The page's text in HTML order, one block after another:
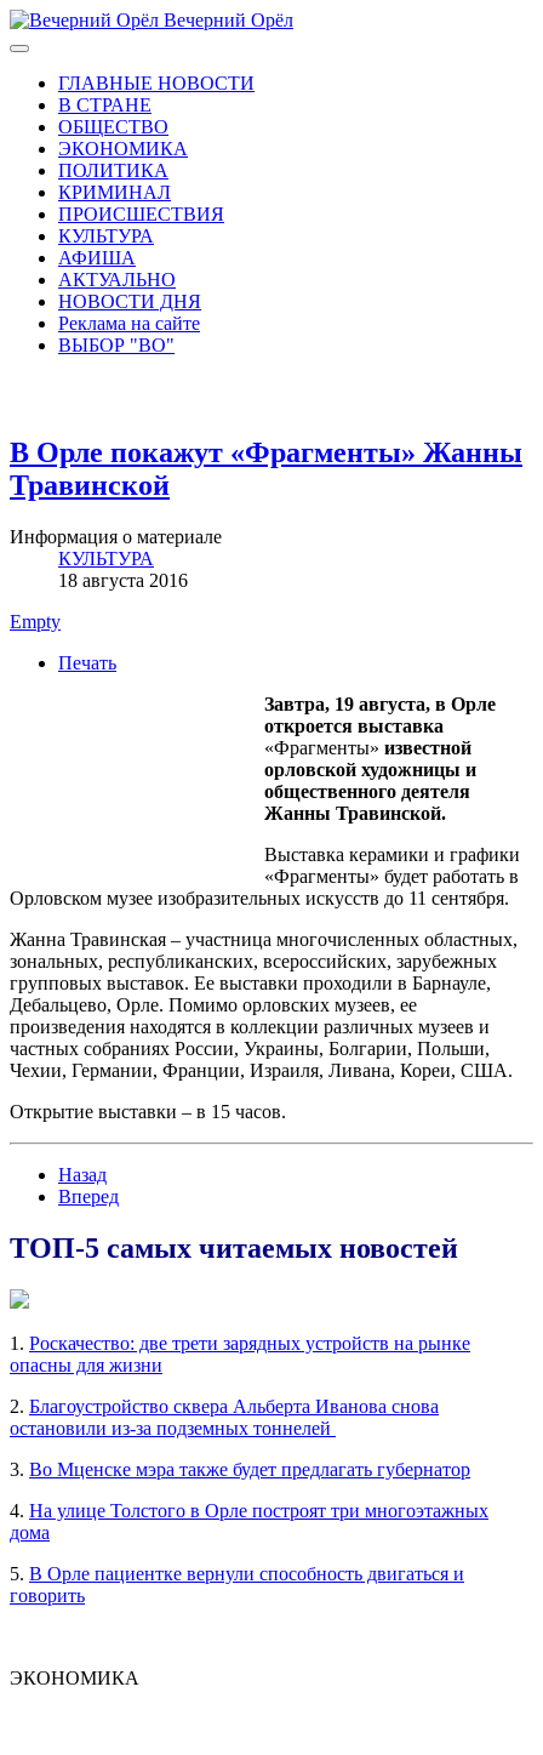
Вечерний Орёл
ГЛАВНЫЕ НОВОСТИ
В СТРАНЕ
ОБЩЕСТВО
ЭКОНОМИКА
ПОЛИТИКА
КРИМИНАЛ
ПРОИСШЕСТВИЯ
КУЛЬТУРА
АФИША
АКТУАЛЬНО
НОВОСТИ ДНЯ
Реклама на сайте
ВЫБОР "ВО"
В Орле покажут «Фрагменты» Жанны
Травинской
Информация о материале
КУЛЬТУРА
18 августа 2016
Empty
Печать
Завтра, 19 августа, в Орле
откроется выставка
«Фрагменты» известной
орловской художницы и
общественного деятеля
Жанны Травинской.
Выставка керамики и графики
«Фрагменты» будет работать в
Орловском музее изобразительных искусств до 11 сентября.
Жанна Травинская – участница многочисленных областных,
зональных, республиканских, всероссийских, зарубежных
групповых выставок. Ее выставки проходили в Барнауле,
Дебальцево, Орле. Помимо орловских музеев, ее
произведения находятся в коллекции различных музеев и
частных собраниях России, Украины, Болгарии, Польши,
Чехии, Германии, Франции, Израиля, Ливана, Кореи, США.
Открытие выставки – в 15 часов.
Назад
Вперед
ТОП-5 самых читаемых новостей
1. Роскачество: две трети зарядных устройств на рынке
опасны для жизни
2. Благоустройство сквера Альберта Иванова снова
остановили из-за подземных тоннелей
3. Во Мценске мэра также будет предлагать губернатор
4. На улице Толстого в Орле построят три многоэтажных
дома
5. В Орле пациентке вернули способность двигаться и
говорить
ЭКОНОМИКА